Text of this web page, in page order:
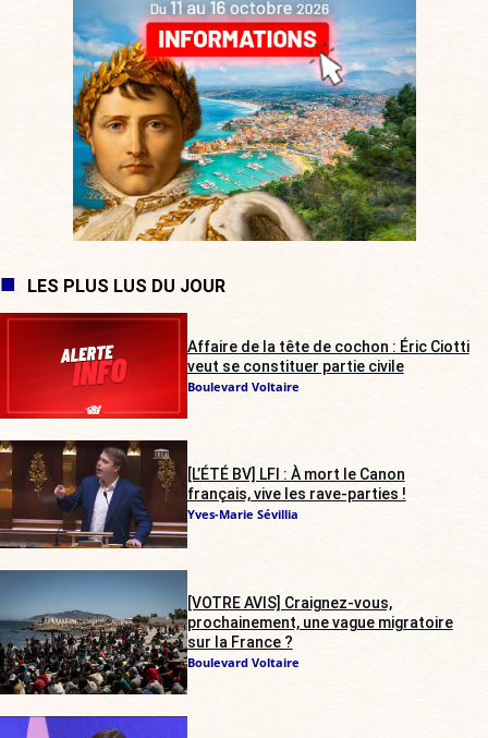
LES PLUS LUS DU JOUR
Affaire de la tête de cochon : Éric Ciotti
veut se constituer partie civile
Boulevard Voltaire
[L’ÉTÉ BV] LFI : À mort le Canon
français, vive les rave-parties !
Yves-Marie Sévillia
[VOTRE AVIS] Craignez-vous,
prochainement, une vague migratoire
sur la France ?
Boulevard Voltaire